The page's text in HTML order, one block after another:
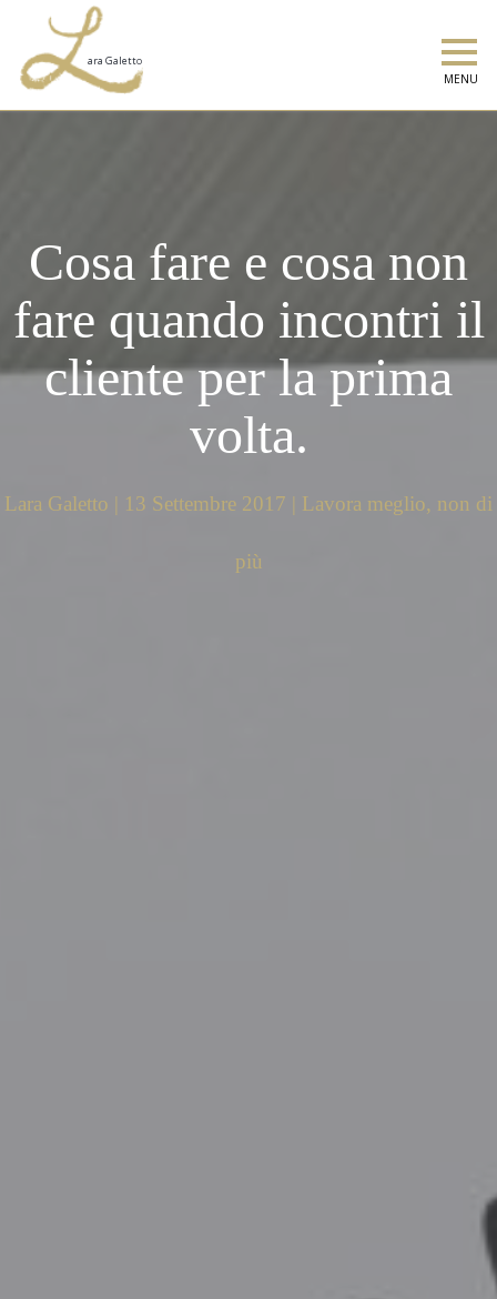
MENU
Cosa fare e cosa non
fare quando incontri il
cliente per la prima
volta.
Lara Galetto | 13 Settembre 2017 | Lavora meglio, non di
più